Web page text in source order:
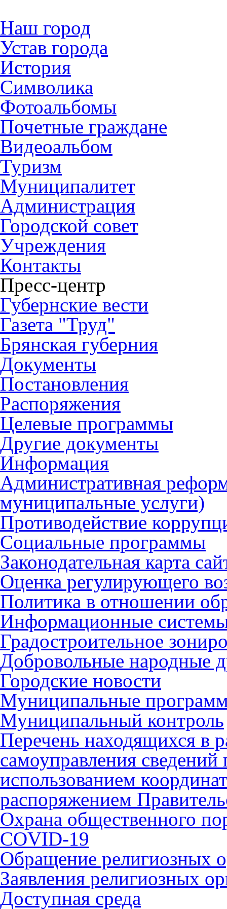
Наш город
Устав города
История
Символика
Фотоальбомы
Почетные граждане
Видеоальбом
Туризм
Муниципалитет
Администрация
Городской совет
Учреждения
Контакты
Пресс-центр
Губернские вести
Газета "Труд"
Брянская губерния
Документы
Постановления
Распоряжения
Целевые программы
Другие документы
Информация
Административная
муниципальные услуги)
Противодействие
Социальные программы
Законодательная карта
Оценка регулирующего
Политика в отношении
Информационные
Градостроительное
Добровольные народные
Городские новости
Муниципальные
Муниципальный контроль
Перечень находящихся в
самоуправления
использованием
распоряжением
Охрана общественного
COVID-19
Обращение религиозных
Заявления религиозных
Доступная среда